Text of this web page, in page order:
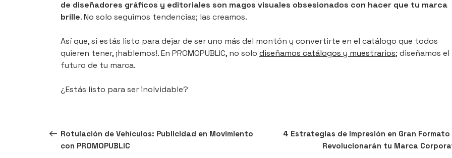
de diseñadores gráficos y editoriales son magos visuales obsesionados con hacer que tu marca
brille. No solo seguimos tendencias; las creamos.
Así que, si estás listo para dejar de ser uno más del montón y convertirte en el catálogo que todos
quieren tener, ¡hablemos!. En PROMOPUBLIC, no solo diseñamos catálogos y muestrarios; diseñamos el
futuro de tu marca.
¿Estás listo para ser inolvidable?
Navegación
de
Entrada
anterior:
ANTERIOR
Rotulación de Vehículos: Publicidad en Movimiento
con PROMOPUBLIC
Siguiente
SIGUIENTE4 Estrategias de Impresión en Gran Formato
Revolucionarán tu Marca